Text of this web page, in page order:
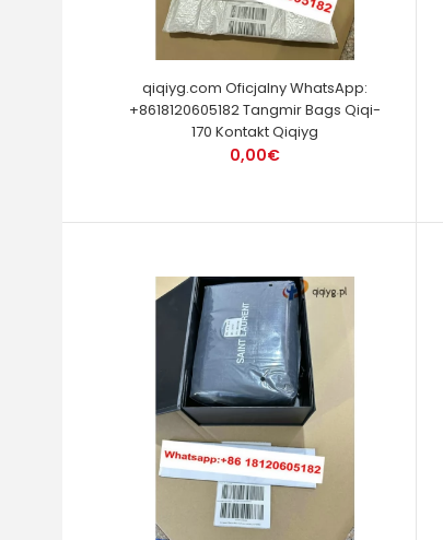
qiqiyg.com Oficjalny WhatsApp:
+8618120605182 Tangmir Bags Qiqi-
170 Kontakt Qiqiyg
0,00€